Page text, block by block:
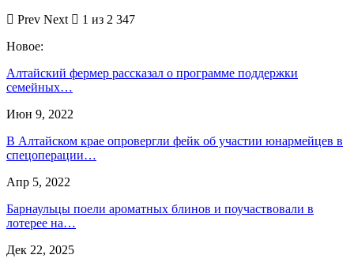
Prev Next
1 из 2 347
Новое:
Алтайский фермер рассказал о программе поддержки
семейных…
Июн 9, 2022
В Алтайском крае опровергли фейк об участии юнармейцев в
спецоперации…
Апр 5, 2022
Барнаульцы поели ароматных блинов и поучаствовали в
лотерее на…
Дек 22, 2025